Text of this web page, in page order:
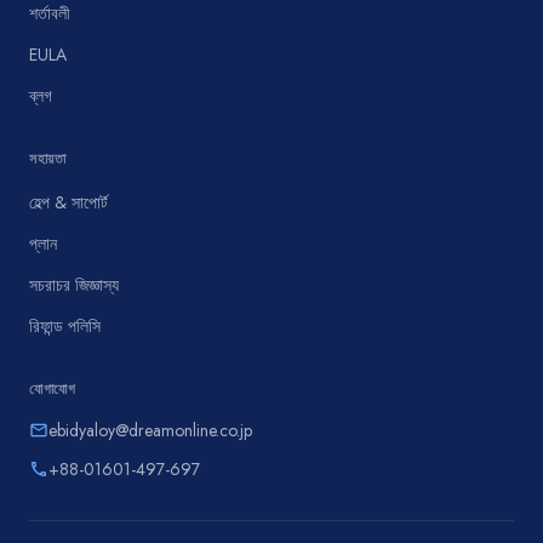
শর্তাবলী
EULA
ব্লগ
সহায়তা
হেল্প & সাপোর্ট
প্লান
সচরাচর জিজ্ঞাস্য
রিফান্ড পলিসি
যোগাযোগ
emailebidyaloy@dreamonline.co.jp
phone+88-01601-497-697